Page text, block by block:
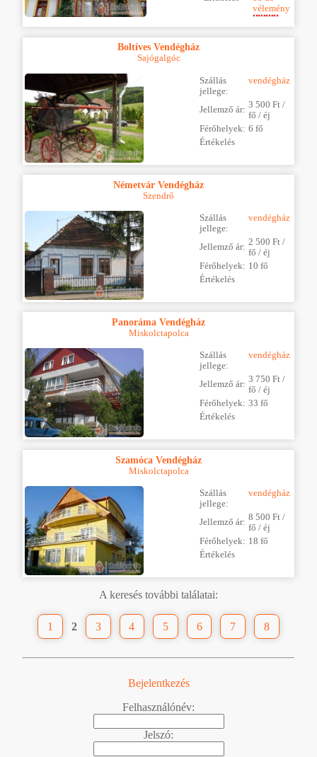
vélemény
Boltíves Vendégház
Sajógalgóc
Szállás
jellege:
vendégház
Jellemző ár: 3 500 Ft /
fő / éj
Férőhelyek: 6 fő
Értékelés
Németvár Vendégház
Szendrő
Szállás
jellege:
vendégház
Jellemző ár: 2 500 Ft /
fő / éj
Férőhelyek: 10 fő
Értékelés
Panoráma Vendégház
Miskolctapolca
Szállás
jellege:
vendégház
Jellemző ár: 3 750 Ft /
fő / éj
Férőhelyek: 33 fő
Értékelés
Szamóca Vendégház
Miskolctapolca
Szállás
jellege:
vendégház
Jellemző ár: 8 500 Ft /
fő / éj
Férőhelyek: 18 fő
Értékelés
A keresés további találatai:
1 2 3 4 5 6 7 8
Bejelentkezés
Felhasználónév:
Jelszó: